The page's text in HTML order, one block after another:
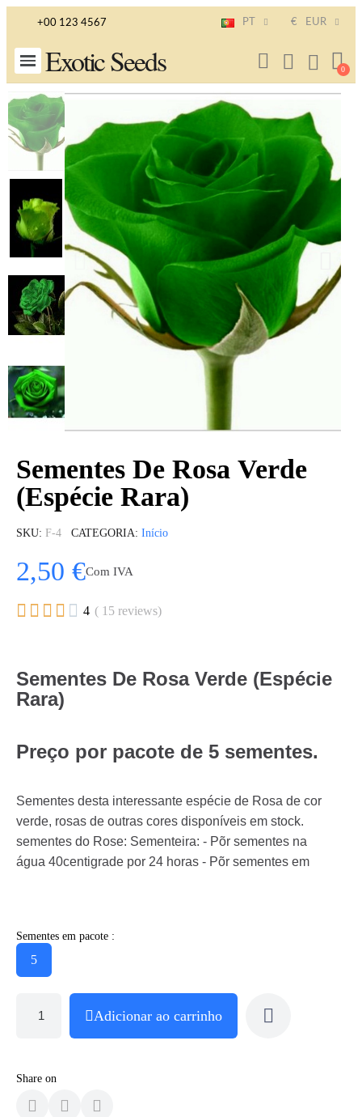
+00 123 4567 PT € EUR
Exotic Seeds
Sementes De Rosa Verde
(Espécie Rara)
SKU F-4 CATEGORIA Início
2,50 €Com IVA
     4 ( 15 reviews)
Sementes De Rosa Verde (Espécie
Rara)
Preço por pacote de 5 sementes.
Sementes desta interessante espécie de Rosa de cor
verde, rosas de outras cores disponíveis em stock.
sementes do Rose: Sementeira: - Põr sementes na
água 40centigrade por 24 horas - Põr sementes em
Sementes em pacote :
5
Adicionar ao carrinho
Share on